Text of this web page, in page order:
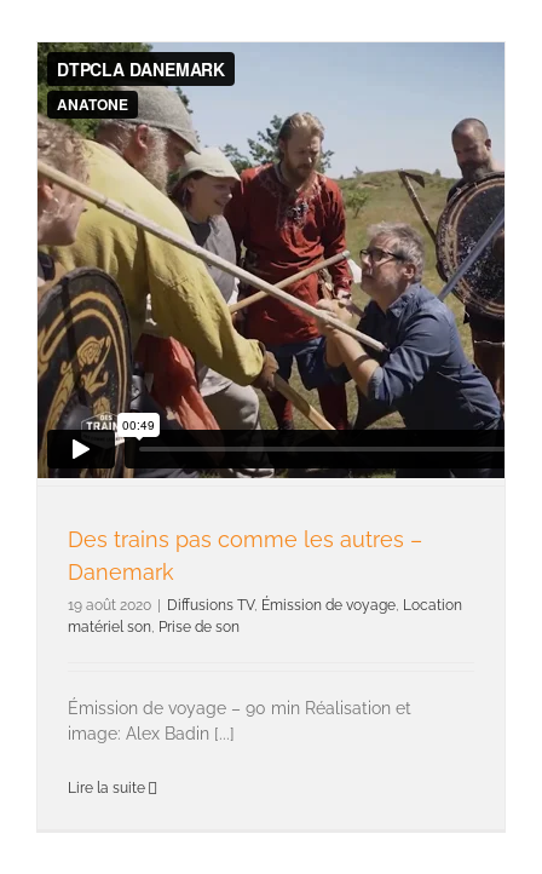
Des trains pas comme les autres –
Danemark
19 août 2020 Diffusions TV, Émission de voyage, Location
matériel son, Prise de son
Émission de voyage – 90 min Réalisation et
image: Alex Badin [...]
Lire la suite